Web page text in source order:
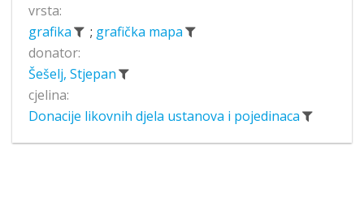
vrsta:
grafika
; grafička mapa
donator:
Šešelj, Stjepan
cjelina:
Donacije likovnih djela ustanova i pojedinaca